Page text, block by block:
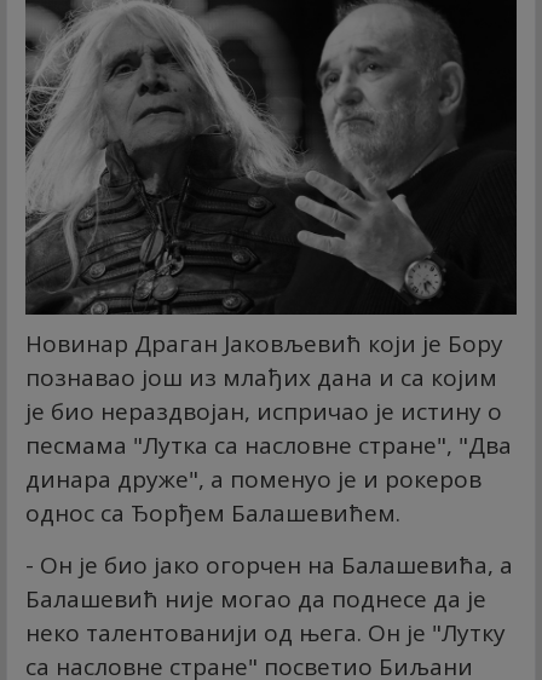
Новинар Драган Јаковљевић који је Бору
познавао још из млађих дана и са којим
је био нераздвојан, испричао је истину о
песмама "Лутка са насловне стране", "Два
динара друже", а поменуо је и рокеров
однос са Ђорђем Балашевићем.
- Он је био јако огорчен на Балашевића, а
Балашевић није могао да поднесе да је
неко талентованији од њега. Он је "Лутку
са насловне стране" посветио Биљани